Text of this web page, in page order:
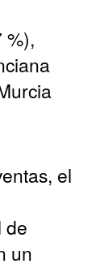
%),
el
de
un